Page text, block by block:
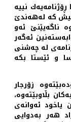
نییه‌
كه‌ له‌هه‌ندێ
ناگه‌یێنێ ئه‌و
ئه‌گه‌ر
له‌ چه‌شنی
و ئێستا بكه‌
زۆرجار
بڵاوبێته‌وه‌،
یاخود ئه‌وانه‌ی
هه‌ر به‌دوایی